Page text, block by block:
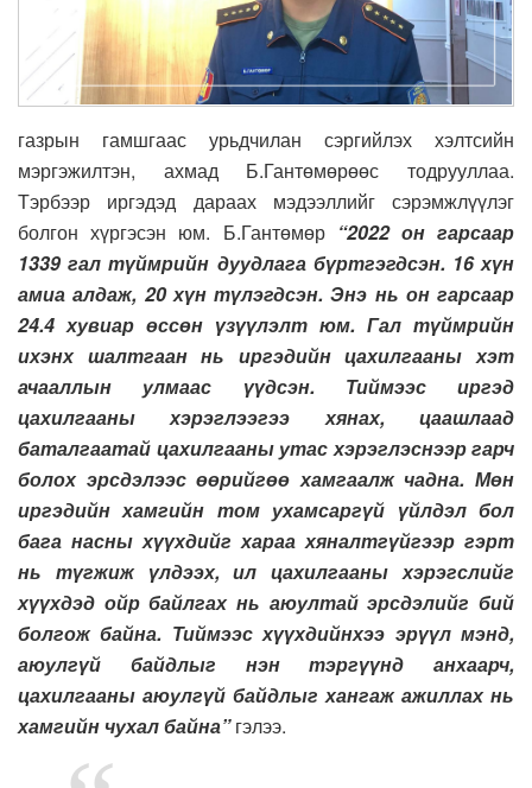
газрын гамшгаас урьдчилан сэргийлэх хэлтсийн
мэргэжилтэн, ахмад Б.Гантөмөрөөс тодрууллаа.
Тэрбээр иргэдэд дараах мэдээллийг сэрэмжлүүлэг
болгон хүргэсэн юм. Б.Гантөмөр “2022 он гарсаар
1339 гал түймрийн дуудлага бүртгэгдсэн. 16 хүн
амиа алдаж, 20 хүн түлэгдсэн. Энэ нь он гарсаар
24.4 хувиар өссөн үзүүлэлт юм. Гал түймрийн
ихэнх шалтгаан нь иргэдийн цахилгааны хэт
ачааллын улмаас үүдсэн. Тиймээс иргэд
цахилгааны хэрэглээгээ хянах, цаашлаад
баталгаатай цахилгааны утас хэрэглэснээр гарч
болох эрсдэлээс өөрийгөө хамгаалж чадна. Мөн
иргэдийн хамгийн том ухамсаргүй үйлдэл бол
бага насны хүүхдийг хараа хяналтгүйгээр гэрт
нь түгжиж үлдээх, ил цахилгааны хэрэгслийг
хүүхдэд ойр байлгах нь аюултай эрсдэлийг бий
болгож байна. Тиймээс хүүхдийнхээ эрүүл мэнд,
аюулгүй байдлыг нэн тэргүүнд анхаарч,
цахилгааны аюулгүй байдлыг хангаж ажиллах нь
хамгийн чухал байна”гэлээ.